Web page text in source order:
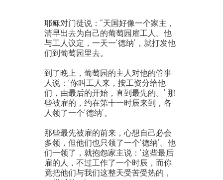
耶稣对门徒说：“天国好像一个家主，
清早出去为自己的葡萄园雇工人。他
与工人议定，一天一‘德纳’，就打发他
们到葡萄园里去。
到了晚上，葡萄园的主人对他的管事
人说：‘你叫工人来，按工资分给他
们，由最后的开始，直到最先的。’ 那
些被雇的，约在第十一时辰来到，各
人领了一个‘德纳’。
那些最先被雇的前来，心想自己必会
多领，但他们也只领了一个‘德纳’。他
们一领了，就抱怨家主说：‘这些最后
雇的人，不过工作了一个时辰，而你
竟把他们与我们这整天受苦受热的，